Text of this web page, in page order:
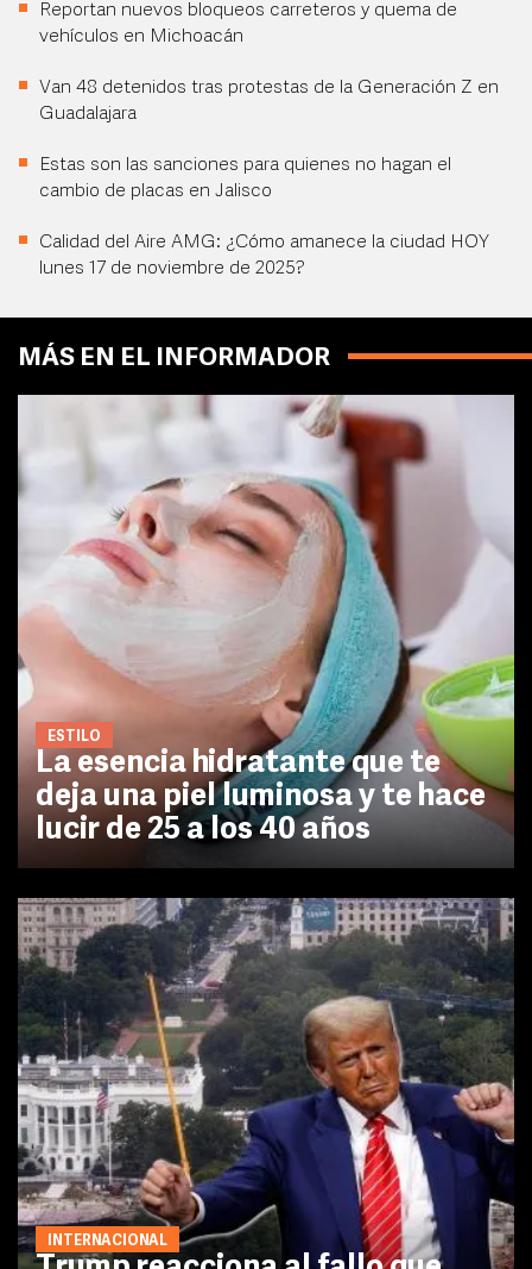
Reportan nuevos bloqueos carreteros y quema de
vehículos en Michoacán
Van 48 detenidos tras protestas de la Generación Z en
Guadalajara
Estas son las sanciones para quienes no hagan el
cambio de placas en Jalisco
Calidad del Aire AMG: ¿Cómo amanece la ciudad HOY
lunes 17 de noviembre de 2025?
MÁS EN EL INFORMADOR
ESTILO
La esencia hidratante que te
deja una piel luminosa y te hace
lucir de 25 a los 40 años
INTERNACIONAL